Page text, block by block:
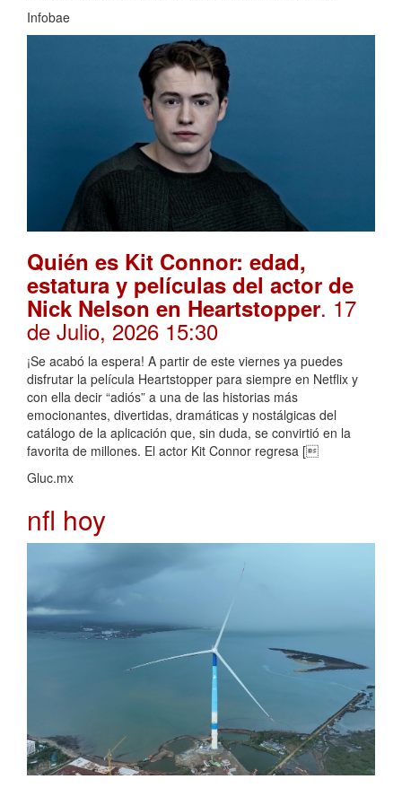
Infobae
Quién es Kit Connor: edad,
estatura y películas del actor de
Nick Nelson en Heartstopper. 17
de Julio, 2026 15:30
¡Se acabó la espera! A partir de este viernes ya puedes
disfrutar la película Heartstopper para siempre en Netflix y
con ella decir “adiós” a una de las historias más
emocionantes, divertidas, dramáticas y nostálgicas del
catálogo de la aplicación que, sin duda, se convirtió en la
favorita de millones. El actor Kit Connor regresa [
Gluc.mx
nfl hoy